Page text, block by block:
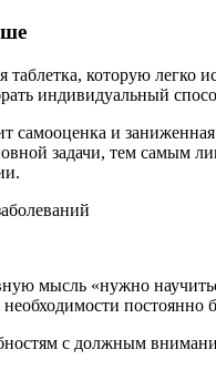
которую легко
индивидуальный
самооценка и
задачи, тем самым
мысль «нужно
постоянно
с должным